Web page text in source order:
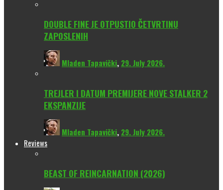
DOUBLE FINE JE OTPUSTIO ČETVRTINU
ZAPOSLENIH
Mladen Tapavički, 29. July 2026.
TREJLER I DATUM PREMIJERE NOVE STALKER 2
EKSPANZIJE
Mladen Tapavički, 29. July 2026.
Reviews
BEAST OF REINCARNATION (2026)